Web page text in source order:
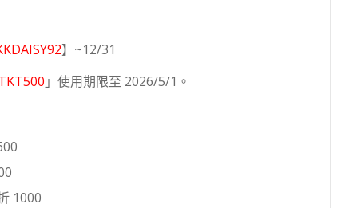
】~12/31
」使用期限至 2026/5/1。
1000